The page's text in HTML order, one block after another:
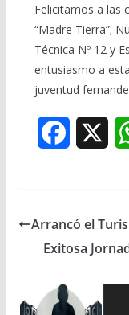
Felicitamos a las
“Madre Tierra”;
Técnica Nº 12 y
entusiasmo a
juventud
e
o
Arrancó el
Exitosa